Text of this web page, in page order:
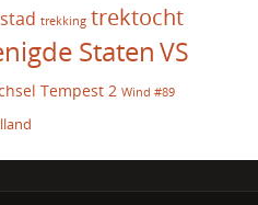
stad trekking trektocht
StatenVS
Tempest 2 Wind #89